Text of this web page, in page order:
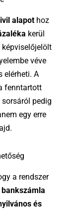
alapothoz
kerül
képviselőjelölt
véve
elérheti. A
fenntartott
pedig
egy erre
a rendszer
bankszámla
és